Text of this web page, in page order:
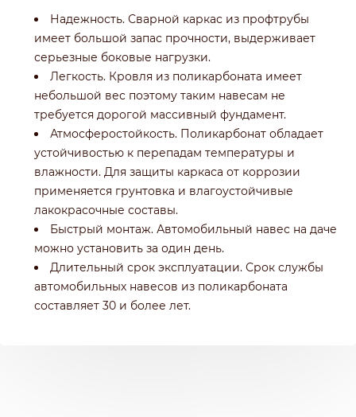
Надежность. Сварной каркас из профтрубы
имеет большой запас прочности, выдерживает
серьезные боковые нагрузки.
Легкость. Кровля из поликарбоната имеет
небольшой вес поэтому таким навесам не
требуется дорогой массивный фундамент.
Атмосферостойкость. Поликарбонат обладает
устойчивостью к перепадам температуры и
влажности. Для защиты каркаса от коррозии
применяется грунтовка и влагоустойчивые
лакокрасочные составы.
Быстрый монтаж. Автомобильный навес на даче
можно установить за один день.
Длительный срок эксплуатации. Срок службы
автомобильных навесов из поликарбоната
составляет 30 и более лет.